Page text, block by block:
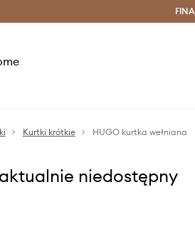
Oszczędzaj z
Kurtki krótkie HUGO kurtka wełniana
niedostępny